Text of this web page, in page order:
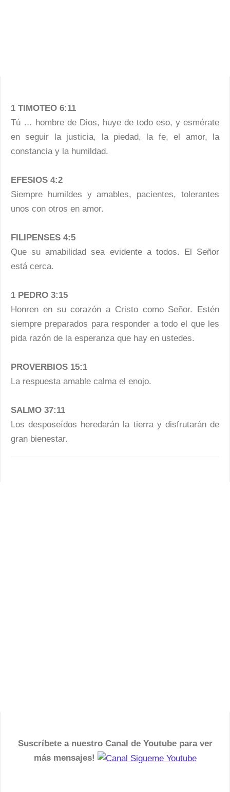
1 TIMOTEO 6:11
Tú … hombre de Dios, huye de todo eso, y esmérate
en seguir la justicia, la piedad, la fe, el amor, la
constancia y la humildad.
EFESIOS 4:2
Siempre humildes y amables, pacientes, tolerantes
unos con otros en amor.
FILIPENSES 4:5
Que su amabilidad sea evidente a todos. El Señor
está cerca.
1 PEDRO 3:15
Honren en su corazón a Cristo como Señor. Estén
siempre preparados para responder a todo el que les
pida razón de la esperanza que hay en ustedes.
PROVERBIOS 15:1
La respuesta amable calma el enojo.
SALMO 37:11
Los desposeídos heredarán la tierra y disfrutarán de
gran bienestar.
Suscríbete a nuestro Canal de Youtube para ver
más mensajes!